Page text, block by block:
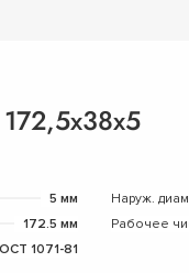
5 мм Наруж.
172.5 мм Рабочее
1071-81